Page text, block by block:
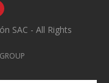
SAC - All Rights